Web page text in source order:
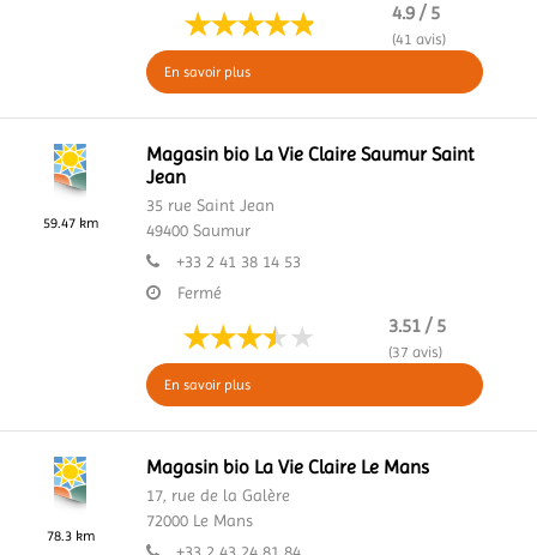
4.9 / 5
(41 avis)
En savoir plus
59.47 km
Magasin bio La Vie Claire Saumur Saint
Jean
35 rue Saint Jean
49400 Saumur
+33 2 41 38 14 53
Fermé
3.51 / 5
(37 avis)
En savoir plus
78.3 km
Magasin bio La Vie Claire Le Mans
17, rue de la Galère
72000 Le Mans